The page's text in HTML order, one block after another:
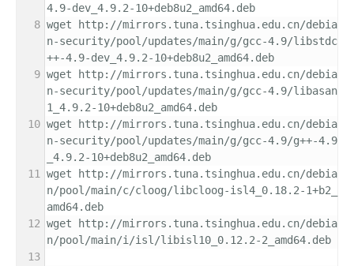
4.9-dev_4.9.2-10+deb8u2_amd64.deb
wget http://mirrors.tuna.tsinghua.edu.cn/debia
n-security/pool/updates/main/g/gcc-4.9/libstdc
++-4.9-dev_4.9.2-10+deb8u2_amd64.deb
wget http://mirrors.tuna.tsinghua.edu.cn/debia
n-security/pool/updates/main/g/gcc-4.9/libasan
1_4.9.2-10+deb8u2_amd64.deb
wget http://mirrors.tuna.tsinghua.edu.cn/debia
n-security/pool/updates/main/g/gcc-4.9/g++-4.9
_4.9.2-10+deb8u2_amd64.deb
wget http://mirrors.tuna.tsinghua.edu.cn/debia
n/pool/main/c/cloog/libcloog-isl4_0.18.2-1+b2_
amd64.deb
wget http://mirrors.tuna.tsinghua.edu.cn/debia
n/pool/main/i/isl/libisl10_0.12.2-2_amd64.deb